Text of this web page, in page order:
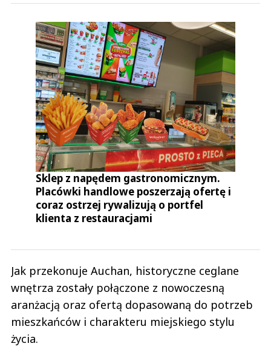
Sklep z napędem gastronomicznym.
Placówki handlowe poszerzają ofertę i
coraz ostrzej rywalizują o portfel
klienta z restauracjami
Jak przekonuje Auchan, historyczne ceglane
wnętrza zostały połączone z nowoczesną
aranżacją oraz ofertą dopasowaną do potrzeb
mieszkańców i charakteru miejskiego stylu
życia.